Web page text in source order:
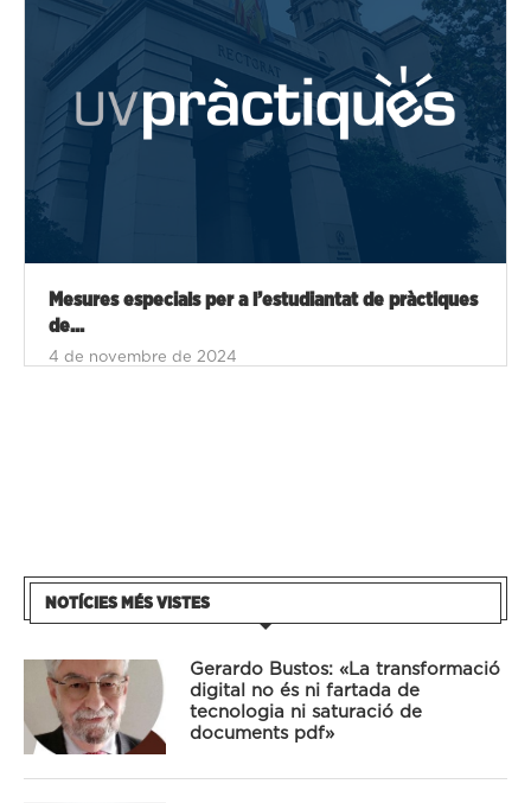
Mesures especials per a l’estudiantat de pràctiques
de...
4 de novembre de 2024
NOTÍCIES MÉS VISTES
Gerardo Bustos: «La transformació
digital no és ni fartada de
tecnologia ni saturació de
documents pdf»